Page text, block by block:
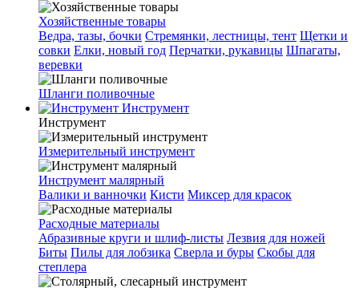
Хозяйственные товары
Ведра, тазы, бочки Стремянки, лестницы, тент Щетки и
совки Елки, новый год Перчатки, рукавицы Шпагаты,
веревки
Шланги поливочные
Инструмент
Инструмент
Измерительный инструмент
Инструмент малярный
Валики и ванночки Кисти Миксер для красок
Расходные материалы
Абразивные круги и шлиф-листы Лезвия для ножей
Биты Пилы для лобзика Сверла и буры Скобы для
степлера